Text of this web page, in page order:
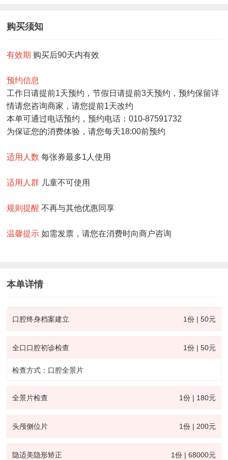
购买须知
有效期 购买后90天内有效
预约信息
工作日请提前1天预约，节假日请提前3天预约，预约保留详
情请您咨询商家，请您提前1天改约
本单可通过电话预约，预约电话：010-87591732
为保证您的消费体验，请您每天18:00前预约
适用人数 每张券最多1人使用
适用人群 儿童不可使用
规则提醒 不再与其他优惠同享
温馨提示 如需发票，请您在消费时向商户咨询
本单详情
口腔终身档案建立 1份 | 50元
全口口腔初诊检查 1份 | 50元
检查方式：口腔全景片
全景片检查 1份 | 180元
头颅侧位片 1份 | 200元
隐适美隐形矫正 1份 | 68000元